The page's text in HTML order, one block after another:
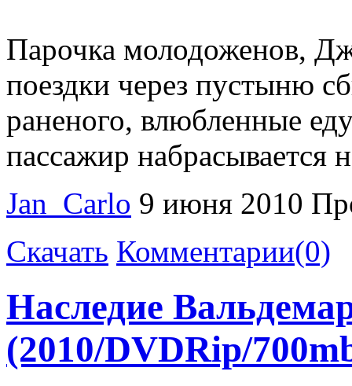
Парочка молодоженов,
поездки через пустыню
раненого, влюбленные
пассажир набрасывается
Jan_Carlo 9 июня 2010
Скачать Комментарии(0)
Наследие
(2010/DVDRip/